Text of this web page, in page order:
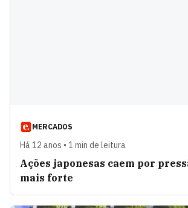
MERCADOS
Há 12 anos • 1 min de leitura
Ações japonesas caem por
mais forte